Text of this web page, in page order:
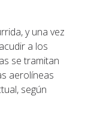
y una vez
a los
se tramitan
aerolíneas
según